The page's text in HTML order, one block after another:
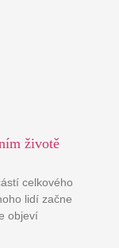
životě
celkového
lidí začne
objeví